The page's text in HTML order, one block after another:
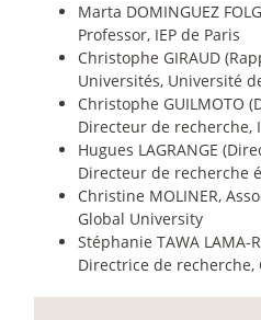
Marta DOMINGUEZ
Professor, IEP de Paris
Christophe GIRAUD
Universités, Université
Christophe GUILMOTO
Directeur de recherche,
Hugues LAGRANGE
Directeur de recherche
Christine MOLINER,
Global University
Stéphanie TAWA LAMA-
Directrice de recherche,